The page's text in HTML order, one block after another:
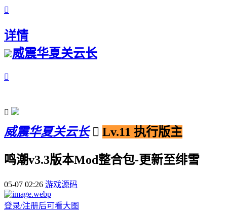

详情
威震华夏关云长


威震华夏关云长  Lv.11 执行版主
鸣潮v3.3版本Mod整合包-更新至绯雪
05-07 02:26 游戏源码
登录/注册后可看大图